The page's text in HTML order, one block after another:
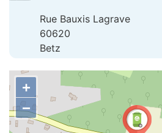
Rue Bauxis Lagrave
60620
Betz
+
−